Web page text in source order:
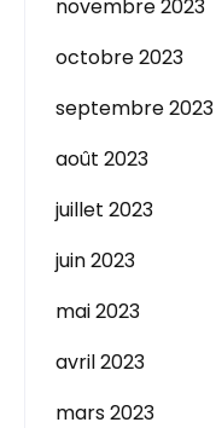
novembre 2023
octobre 2023
septembre 2023
août 2023
juillet 2023
juin 2023
mai 2023
avril 2023
mars 2023